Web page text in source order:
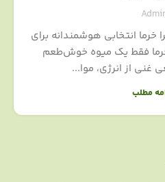
خرما انتخابی هوشمندانه برای
فقط یک میوه خوش‌طعم
غنی از انرژی، موا...
مطلب